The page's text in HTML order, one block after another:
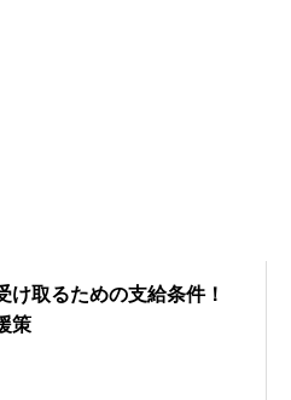
け取るための支給条件！
策